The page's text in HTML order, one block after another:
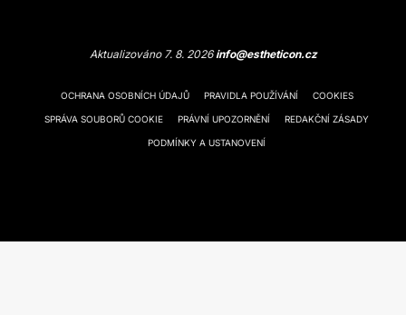
Aktualizováno 7. 8. 2026info@estheticon.cz
OCHRANA OSOBNÍCH ÚDAJŮ PRAVIDLA POUŽÍVÁNÍ COOKIES
SPRÁVA SOUBORŮ COOKIE PRÁVNÍ UPOZORNĚNÍ REDAKČNÍ ZÁSADY
PODMÍNKY A USTANOVENÍ